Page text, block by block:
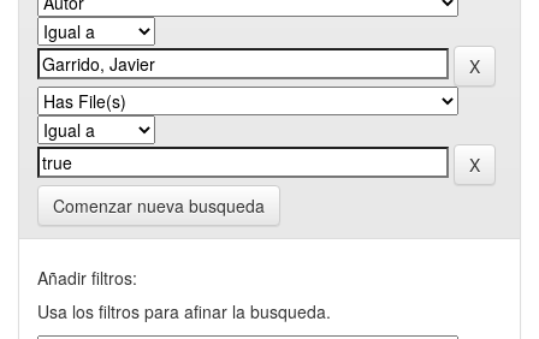
Comenzar nueva busqueda
Añadir filtros:
Usa los filtros para afinar la busqueda.